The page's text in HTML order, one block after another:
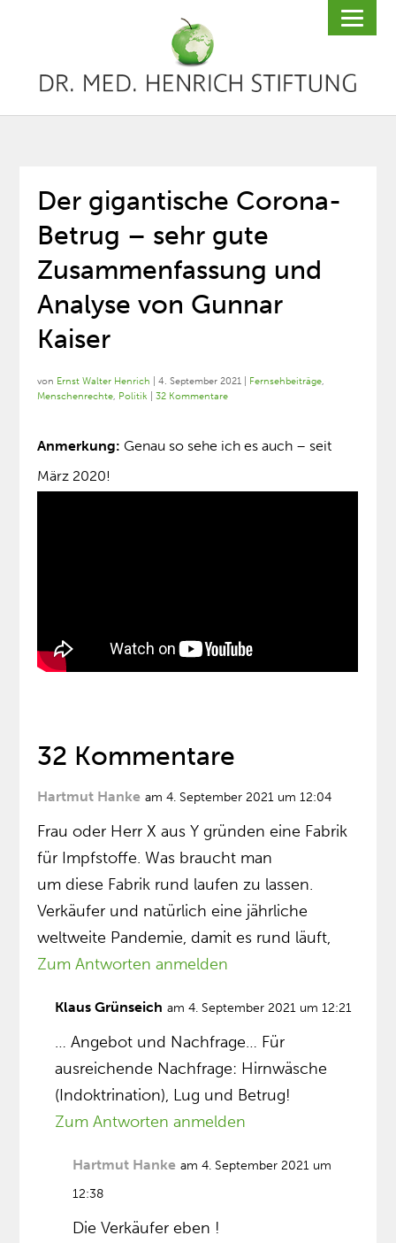
Der gigantische Corona-
Betrug – sehr gute
Zusammenfassung und
Analyse von Gunnar
Kaiser
von Ernst Walter Henrich |4. September 2021 Fernsehbeiträge,
Menschenrechte, Politik |32 Kommentare
Anmerkung: Genau so sehe ich es auch – seit
März 2020!
32 Kommentare
Hartmut Hanke am 4. September 2021 um 12:04
Frau oder Herr X aus Y gründen eine Fabrik
für Impfstoffe. Was braucht man
um diese Fabrik rund laufen zu lassen.
Verkäufer und natürlich eine jährliche
weltweite Pandemie, damit es rund läuft,
Zum Antworten anmelden
Klaus Grünseich am 4. September 2021 um 12:21
… Angebot und Nachfrage… Für
ausreichende Nachfrage: Hirnwäsche
(Indoktrination), Lug und Betrug!
Zum Antworten anmelden
Hartmut Hanke am 4. September 2021 um
12:38
Die Verkäufer eben !